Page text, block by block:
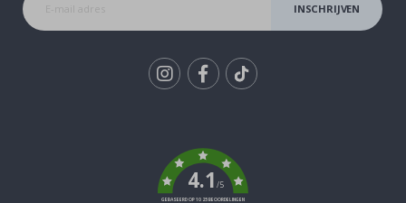
INSCHRIJVEN
4.1/5
GEBASEERD OP 1025 BEOORDELINGEN